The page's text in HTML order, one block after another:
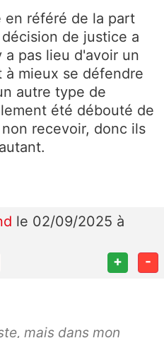
en référé de la part
de justice a
pas lieu d'avoir un
mieux se défendre
autre type de
été débouté de
recevoir, donc ils
le 02/09/2025 à
+ -
mais dans mon